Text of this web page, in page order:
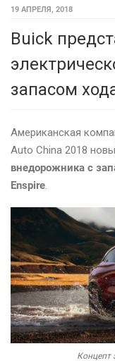
19 АПРЕЛЯ, 2018
Buick
запасом
Американская
Auto China 2018
внедорожника с
Enspire.
Концепт